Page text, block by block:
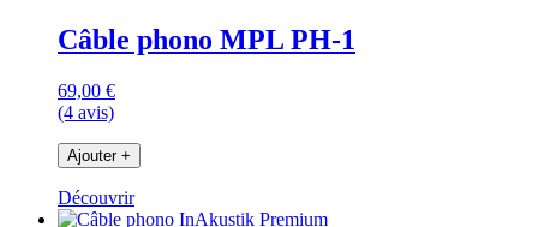
Câble phono MPL PH-1
69,00 €
(4 avis)
Ajouter +
Découvrir